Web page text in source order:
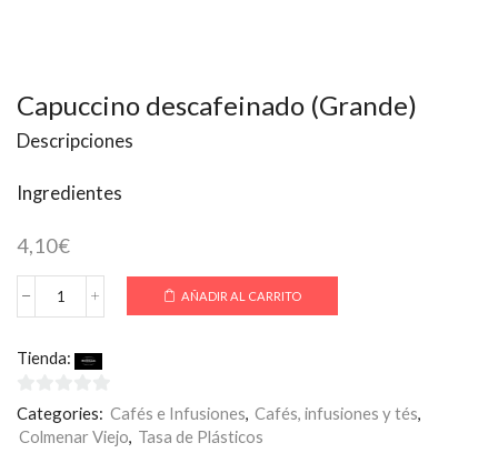
Capuccino descafeinado (Grande)
Descripciones
Ingredientes
4,10€
Capuccino
cantidad
AÑADIR AL CARRITO
Tienda:
0
de
Categories: Cafés e Infusiones Cafés, infusiones y tés
Colmenar Viejo Tasa de Plásticos